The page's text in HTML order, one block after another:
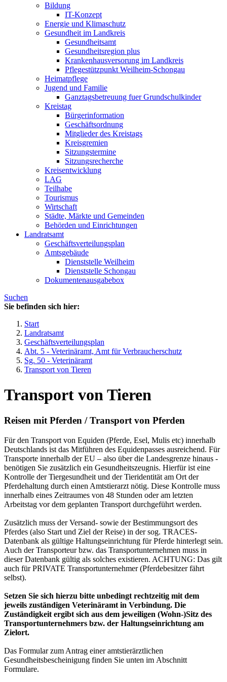
Bildung
IT-Konzept
Energie und Klimaschutz
Gesundheit im Landkreis
Gesundheitsamt
Gesundheitsregion plus
Krankenhausversorung im Landkreis
Pflegestützpunkt Weilheim-Schongau
Heimatpflege
Jugend und Familie
Ganztagsbetreuung fuer Grundschulkinder
Kreistag
Bürgerinformation
Geschäftsordnung
Mitglieder des Kreistags
Kreisgremien
Sitzungstermine
Sitzungsrecherche
Kreisentwicklung
LAG
Teilhabe
Tourismus
Wirtschaft
Städte, Märkte und Gemeinden
Behörden und Einrichtungen
Landratsamt
Geschäftsverteilungsplan
Amtsgebäude
Dienststelle Weilheim
Dienststelle Schongau
Dokumentenausgabebox
Suchen
Sie befinden sich hier:
Start
Landratsamt
Geschäftsverteilungsplan
Abt. 5 - Veterinäramt, Amt für Verbraucherschutz
Sg. 50 - Veterinäramt
Transport von Tieren
Transport von Tieren
Reisen mit Pferden / Transport von Pferden
Für den Transport von Equiden (Pferde, Esel, Mulis etc) innerhalb
Deutschlands ist das Mitführen des Equidenpasses ausreichend. Für
Transporte innerhalb der EU – also über die Landesgrenze hinaus -
benötigen Sie zusätzlich ein Gesundheitszeugnis. Hierfür ist eine
Kontrolle der Tiergesundheit und der Tieridentität am Ort der
Pferdehaltung durch einen Amtstierarzt nötig. Diese Kontrolle muss
innerhalb eines Zeitraumes von 48 Stunden oder am letzten
Arbeitstag vor dem geplanten Transport durchgeführt werden.
Zusätzlich muss der Versand- sowie der Bestimmungsort des
Pferdes (also Start und Ziel der Reise) in der sog. TRACES-
Datenbank als gültige Haltungseinrichtung für Pferde hinterlegt sein.
Auch der Transporteur bzw. das Transportunternehmen muss in
dieser Datenbank gültig als solches existieren. ACHTUNG: Das gilt
auch für PRIVATE Transportunternehmer (Pferdebesitzer fährt
selbst).
Setzen Sie sich hierzu bitte unbedingt rechtzeitig mit dem
jeweils zuständigen Veterinäramt in Verbindung. Die
Zuständigkeit ergibt sich aus dem jeweiligen (Wohn-)Sitz des
Transportunternehmers bzw. der Haltungseinrichtung am
Zielort.
Das Formular zum Antrag einer amtstierärztlichen
Gesundheitsbescheinigung finden Sie unten im Abschnitt
Formulare.